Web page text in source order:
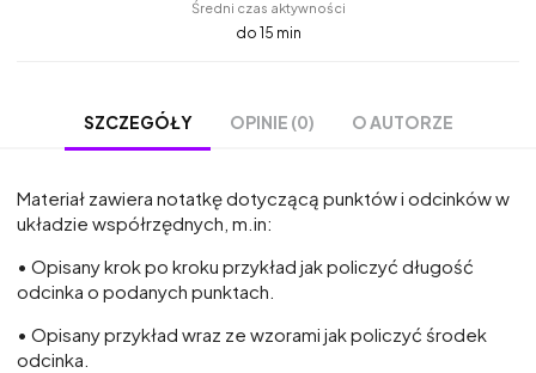
Średni czas aktywności
do 15 min
SZCZEGÓŁY OPINIE (0) O AUTORZE
Materiał zawiera notatkę dotyczącą punktów i odcinków w
układzie współrzędnych, m.in:
• Opisany krok po kroku przykład jak policzyć długość
odcinka o podanych punktach.
• Opisany przykład wraz ze wzorami jak policzyć środek
odcinka.